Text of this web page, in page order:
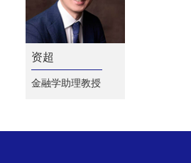
资超
金融学助理教授